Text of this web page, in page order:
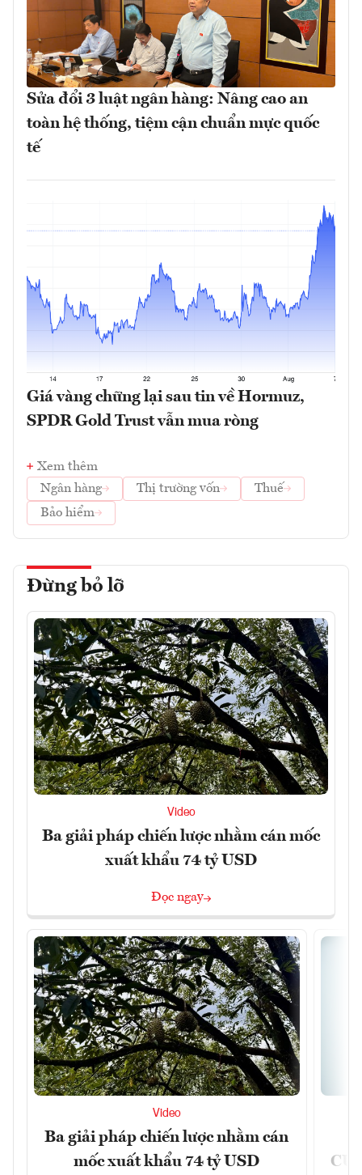
Sửa đổi 3 luật ngân hàng: Nâng cao an
toàn hệ thống, tiệm cận chuẩn mực quốc
tế
Giá vàng chững lại sau tin về Hormuz,
SPDR Gold Trust vẫn mua ròng
Xem thêm
Ngân hàng
Thị trường vốn
Thuế
Bảo hiểm
Đừng bỏ lỡ
Video
Ba giải pháp chiến lược nhằm cán mốc
xuất khẩu 74 tỷ USD
Đọc ngay
Video
Ba giải pháp chiến lược nhằm cán
mốc xuất khẩu 74 tỷ USD